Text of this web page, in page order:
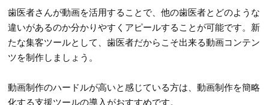
歯医者さんが動画を活用することで、他の歯医者とどのような
違いがあるのか分かりやすくアピールすることが可能です。新
たな集客ツールとして、歯医者だからこそ出来る動画コンテン
ツを制作しましょう。
動画制作のハードルが高いと感じている方は、動画制作を簡略
化する支援ツールの導入がおすすめです。